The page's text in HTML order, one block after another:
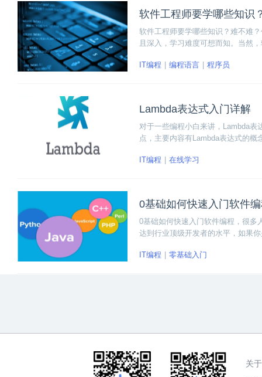
软件工程师要学哪些知
软件工程师要学哪些知识？难不难
且深入，学习难度可想而知。当然
习的具体内容。
IT编程 编程语言 程序员
Lambda表达式入门详解
对于一些编程小白来讲，Lambda表
点，主要内容有Lambda表达式的
IT编程
在线学习
0基础如何快速入门软件
0基础如何快速入门软件编程，很多
达到行业顶级开发者的水平，如果
IT编程 零基础入门
关